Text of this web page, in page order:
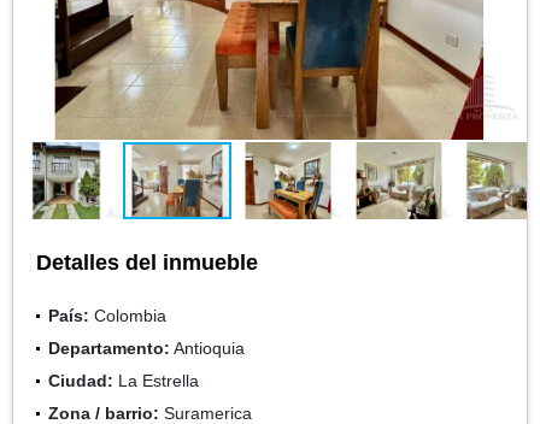
Detalles del inmueble
País: Colombia
Departamento: Antioquia
Ciudad: La Estrella
Zona / barrio: Suramerica